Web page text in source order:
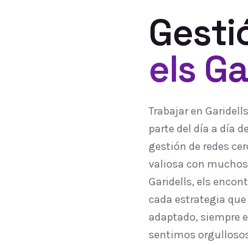
els
Trabajar en
parte del día a día
gestión de redes
valiosa con
Garidells, els
cada estrategia
adaptado, siempre
sentimos